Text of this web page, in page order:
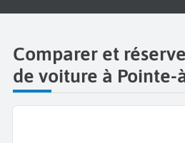
Comparer et
de voiture à Pointe-